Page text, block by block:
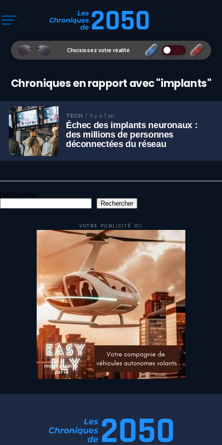
Choisissez votre réalité
Chroniques en rapport avec "implants"
TECH il y a 1 an
Échec des implants neuronaux :
des millions de personnes
déconnectées du réseau
Rechercher
Rechercher
VOTRE PUBLICITÉ ICI